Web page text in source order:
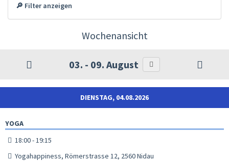
🔎 Filter anzeigen
Wochenansicht
03. - 09. August
DIENSTAG, 04.08.2026
YOGA
18:00 - 19:15
Yogahappiness, Römerstrasse 12, 2560 Nidau